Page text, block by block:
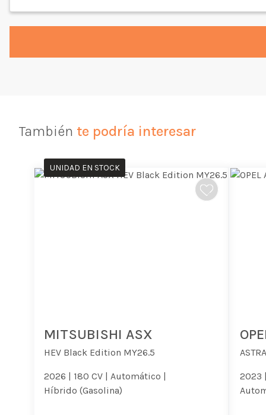
También te podría interesar
UNIDAD EN STOCK
MITSUBISHI ASX
HEV Black Edition MY26.5
2026 | 180 CV |
Automático |
Híbrido (Gasolina)
2023